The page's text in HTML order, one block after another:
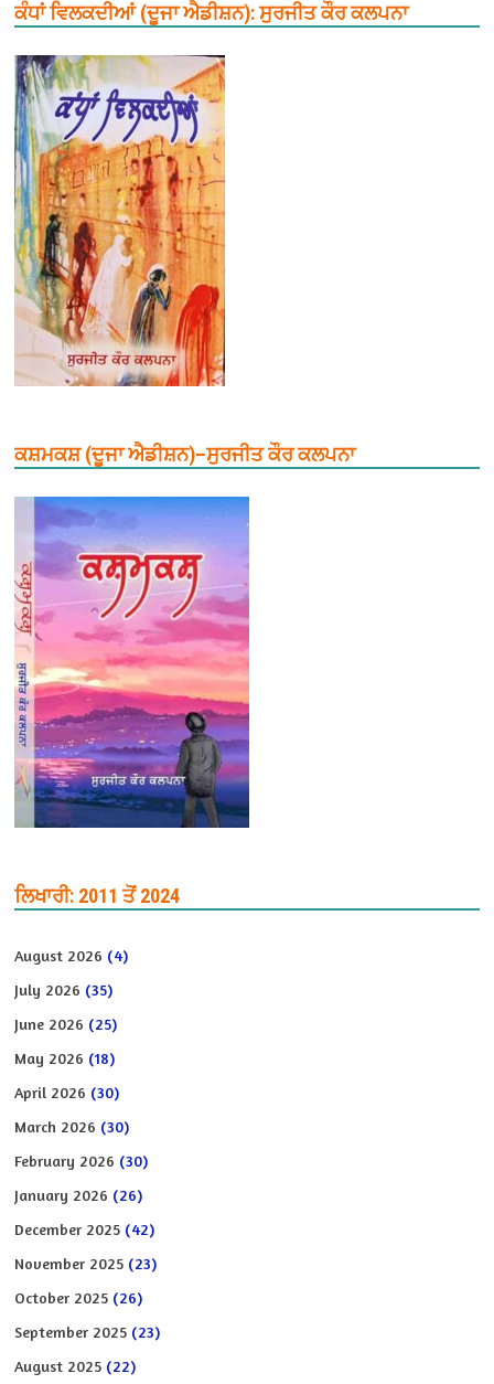
ਕੰਧਾਂ ਵਿਲਕਦੀਆਂ (ਦੂਜਾ ਐਡੀਸ਼ਨ): ਸੁਰਜੀਤ ਕੌਰ ਕਲਪਨਾ
ਕਸ਼ਮਕਸ਼ (ਦੂਜਾ ਐਡੀਸ਼ਨ)–ਸੁਰਜੀਤ ਕੌਰ ਕਲਪਨਾ
ਲਿਖਾਰੀ: 2011 ਤੋਂ 2024
August 2026 (4)
July 2026 (35)
June 2026 (25)
May 2026 (18)
April 2026 (30)
March 2026 (30)
February 2026 (30)
January 2026 (26)
December 2025 (42)
November 2025 (23)
October 2025 (26)
September 2025 (23)
August 2025 (22)